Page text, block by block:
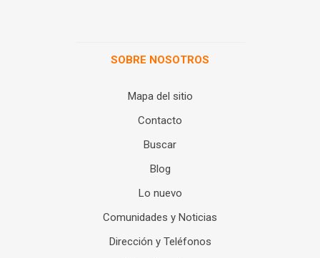
SOBRE NOSOTROS
Mapa del sitio
Contacto
Buscar
Blog
Lo nuevo
Comunidades y Noticias
Dirección y Teléfonos